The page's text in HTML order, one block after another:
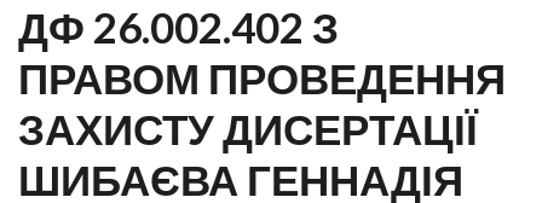
ДФ 26.002.402 З
ПРАВОМ ПРОВЕДЕННЯ
ЗАХИСТУ ДИСЕРТАЦІЇ
ШИБАЄВА ГЕННАДІЯ